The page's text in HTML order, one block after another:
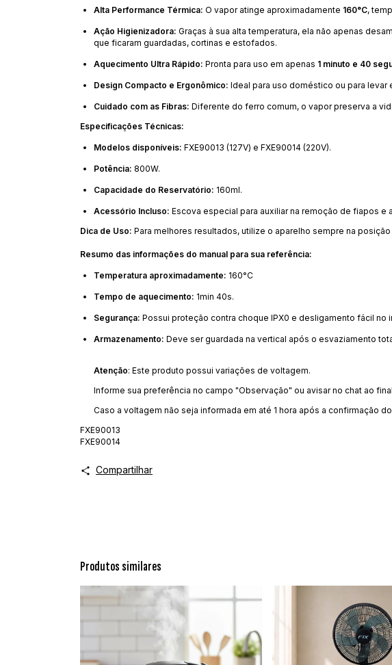
Alta Performance Térmica: O vapor atinge aproximadamente 160°C,
Ação Higienizadora: Graças à sua alta temperatura, ela não apenas
que ficaram guardadas, cortinas e estofados.
Aquecimento Ultra Rápido: Pronta para uso em apenas 1 minuto e 40
Design Compacto e Ergonômico: Ideal para uso doméstico ou para levar
Cuidado com as Fibras: Diferente do ferro comum, o vapor preserva a
Especificações Técnicas:
Modelos disponíveis: FXE90013 (127V) e FXE90014 (220V).
Potência: 800W.
Capacidade do Reservatório: 160ml.
Acessório Incluso: Escova especial para auxiliar na remoção de fiapos e
Dica de Uso: Para melhores resultados, utilize o aparelho sempre na
Resumo das informações do manual para sua referência:
Temperatura aproximadamente: 160°C
Tempo de aquecimento: 1min 40s.
Segurança: Possui proteção contra choque IPX0 e desligamento fácil no
Armazenamento: Deve ser guardada na vertical após o esvaziamento
Atenção: Este produto possui variações de voltagem.
Informe sua preferência no campo "Observação" ou avisar no chat ao
Caso a voltagem não seja informada em até 1 hora após a confirmação
FXE90013
FXE90014
Compartilhar
Produtos similares